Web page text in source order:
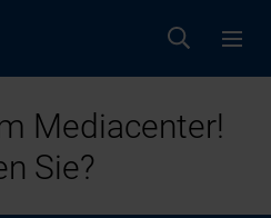
Mediacenter!
Sie?